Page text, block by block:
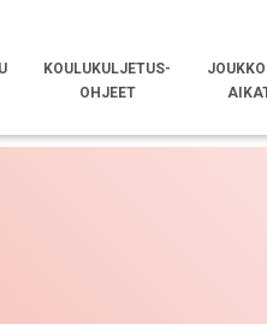
KOULUKULJETUS-
OHJEET